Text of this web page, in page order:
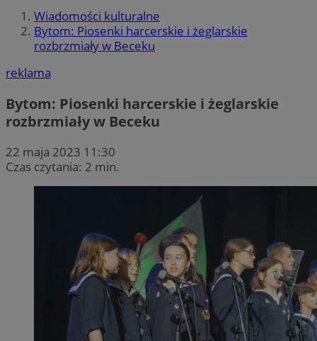
Wiadomości kulturalne
Bytom: Piosenki harcerskie i żeglarskie
rozbrzmiały w Beceku
reklama
Bytom: Piosenki harcerskie i żeglarskie
rozbrzmiały w Beceku
22 maja 2023 11:30
Czas czytania: 2 min.